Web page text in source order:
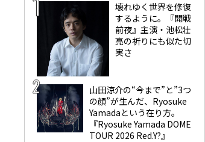
壊れゆく世界を修復
するように。『開戦
前夜』主演・池松壮
亮の祈りにも似た切
実さ
山田涼介の“今まで”と”3つ
の顔”が生んだ、Ryosuke
Yamadaという在り方。
『Ryosuke Yamada DOME
TOUR 2026 Red.Y?』